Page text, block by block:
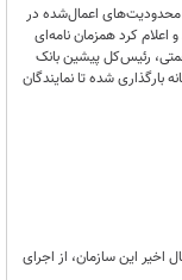
اعمال‌شده در
اعلام کرد همزمان نامه‌ای
رئیس‌کل پیشین بانک
بارگذاری شده تا نمایندگان
این سازمان، از اجرای